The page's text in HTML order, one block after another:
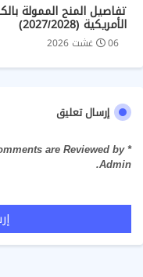
تفاصيل المنح الممولة
الأمريكية (2027/2028)
06 غشت 2026
إرسال تعليق
are Reviewed by
Admin.